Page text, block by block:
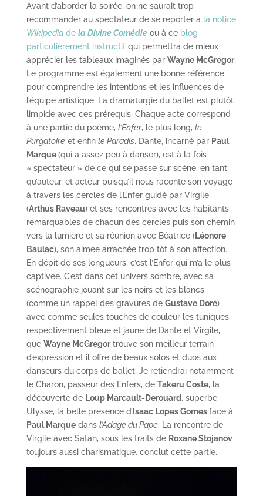
Avant d’aborder la soirée, on ne saurait trop
recommander au spectateur de se reporter à la notice
Wikipediade la Divine Comédieou à ce blog
particulièrement instructifqui permettra de mieux
apprécier les tableaux imaginés par Wayne McGregor.
Le programme est également une bonne référence
pour comprendre les intentions et les influences de
l’équipe artistique. La dramaturgie du ballet est plutôt
limpide avec ces prérequis. Chaque acte correspond
à une partie du poème, l’Enfer, le plus long, le
Purgatoire et enfin le Paradis. Dante, incarné par Paul
Marque(qui a assez peu à danser), est à la fois
« spectateur » de ce qui se passe sur scène, en tant
qu’auteur, et acteur puisqu’il nous raconte son voyage
à travers les cercles de l’Enfer guidé par Virgile
(Arthus Raveau) et ses rencontres avec les habitants
remarquables de chacun des cercles puis son chemin
vers la lumière et sa réunion avec Béatrice (Léonore
Baulac), son aimée arrachée trop tôt à son affection.
En dépit de ses longueurs, c’est l’Enfer qui m’a le plus
captivée. C’est dans cet univers sombre, avec sa
scénographie jouant sur les noirs et les blancs
(comme un rappel des gravures de Gustave Doré)
avec comme seules touches de couleur les tuniques
respectivement bleue et jaune de Dante et Virgile,
que Wayne McGregortrouve son meilleur terrain
d’expression et il offre de beaux solos et duos aux
danseurs du corps de ballet. Je retiendrai notamment
le Charon, passeur des Enfers, de Takeru Coste, la
découverte de Loup Marcault-Derouard, superbe
Ulysse, la belle présence d’ Isaac Lopes Gomesface à
Paul Marquedans l’Adage du Pape. La rencontre de
Virgile avec Satan, sous les traits de Roxane Stojanov
toujours aussi charismatique, conclut cette partie.